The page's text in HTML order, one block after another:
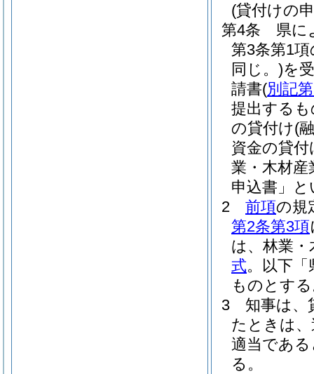
(貸付けの
第4条
県に
第3条第1
同じ。)を
請書(別記
提出する
の貸付け(
資金の貸
業・木材産
申込書」と
2
前項の規
第2条第3項
は、林業・
式。以下
ものとす
3
知事は、
たときは
適当であ
る。